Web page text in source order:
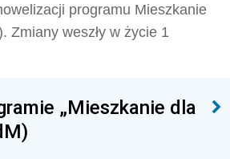
programu Mieszkanie
Zmiany weszły w życie 1
„Mieszkanie dla